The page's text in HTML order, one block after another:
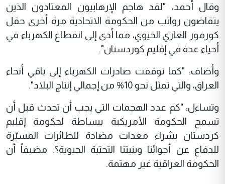
وقال أحمد، "لقد هاجم الإرهابيون المعتادون الذين
يتقاضون رواتب من الحكومة الاتحادية مرة أخرى حقل
كورمور الغازي الحيوي، مما أدى إلى انقطاع الكهرباء في
أحياء عدة في إقليم كوردستان".
وأضاف: "كما توقفت صادرات الكهرباء إلى باقي أنحاء
العراق، والتي تمثل نحو 10% من إجمالي إنتاج البلاد".
وتساءل: "كم عدد الهجمات التي يجب أن تحدث قبل أن
تسمح الحكومة الأمريكية ببساطة لحكومة إقليم
كردستان بشراء معدات مضادة للطائرات المسيّرة
للدفاع عن أجوائنا وبنيتنا التحتية الحيوية؟. مضيفاً أن
الحكومة العراقية غير مهتمة.